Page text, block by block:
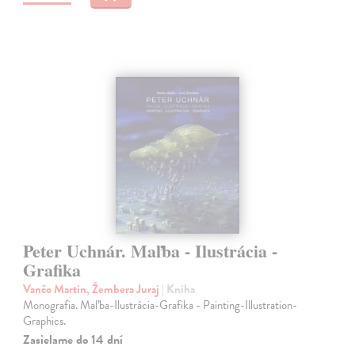
Peter Uchnár. Maľba - Ilustrácia -
Grafika
Vančo Martin, Žembera Juraj | Kniha
Monografia. Maľba-Ilustrácia-Grafika - Painting-Illustration-
Graphics.
Zasielame do 14 dní